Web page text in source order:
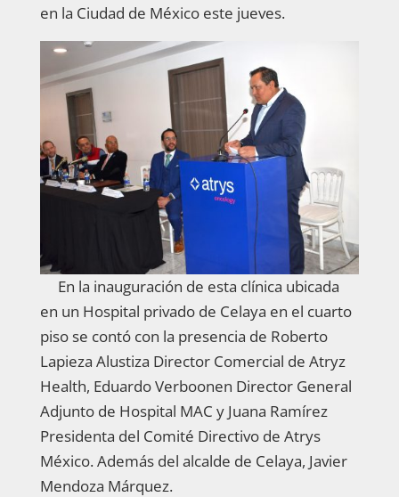
en la Ciudad de México este jueves.
En la inauguración de esta clínica ubicada
en un Hospital privado de Celaya en el cuarto
piso se contó con la presencia de Roberto
Lapieza Alustiza Director Comercial de Atryz
Health, Eduardo Verboonen Director General
Adjunto de Hospital MAC y Juana Ramírez
Presidenta del Comité Directivo de Atrys
México. Además del alcalde de Celaya, Javier
Mendoza Márquez.